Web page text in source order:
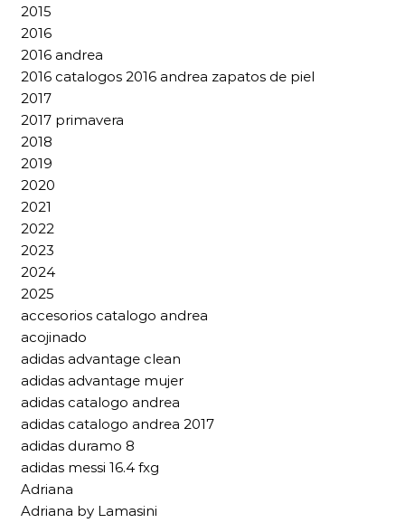
2015
2016
2016 andrea
2016 catalogos 2016 andrea zapatos de piel
2017
2017 primavera
2018
2019
2020
2021
2022
2023
2024
2025
accesorios catalogo andrea
acojinado
adidas advantage clean
adidas advantage mujer
adidas catalogo andrea
adidas catalogo andrea 2017
adidas duramo 8
adidas messi 16.4 fxg
Adriana
Adriana by Lamasini